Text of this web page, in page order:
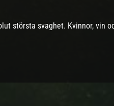
största svaghet. Kvinnor, vin